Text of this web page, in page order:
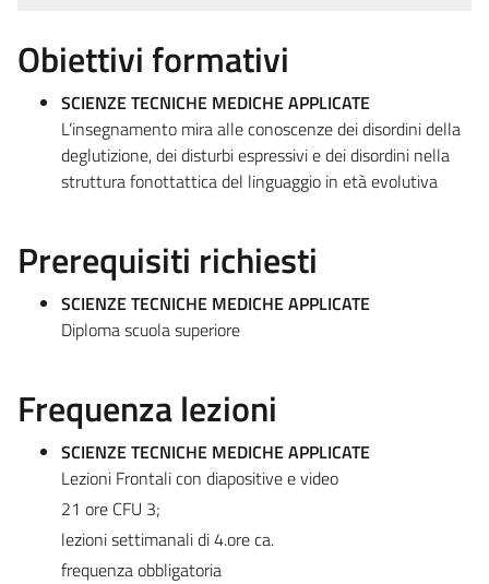
Obiettivi formativi
SCIENZE TECNICHE MEDICHE APPLICATE
L’insegnamento mira alle conoscenze dei disordini della
deglutizione, dei disturbi espressivi e dei disordini nella
struttura fonottattica del linguaggio in età evolutiva
Prerequisiti richiesti
SCIENZE TECNICHE MEDICHE APPLICATE
Diploma scuola superiore
Frequenza lezioni
SCIENZE TECNICHE MEDICHE APPLICATE
Lezioni Frontali con diapositive e video
21 ore CFU 3;
lezioni settimanali di 4.ore ca.
frequenza obbligatoria